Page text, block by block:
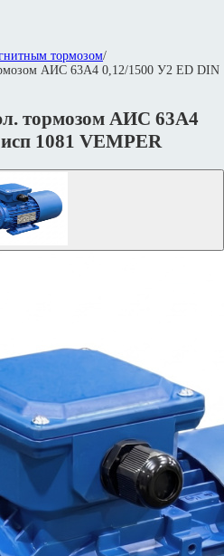
тормозом/
АИС 63А4 0,12/1500 У2 ED DIN
тормозом АИС 63А4
1081 VEMPER